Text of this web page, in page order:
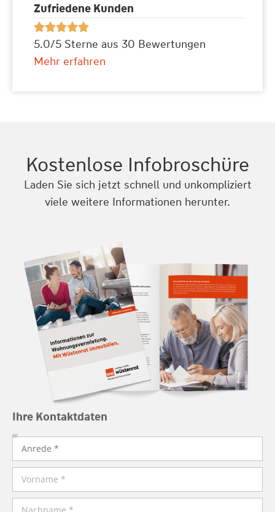
Zufriedene Kunden

5.0/5 Sterne aus 30 Bewertungen
Mehr erfahren
Kostenlose Infobroschüre
Laden Sie sich jetzt schnell und unkompliziert
viele weitere Informationen herunter.
Ihre Kontaktdaten